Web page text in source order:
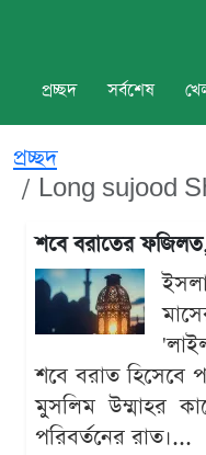
প্রচ্ছদ সর্বশেষ
প্রচ্ছদ
Long sujood
শবে বরাতের
শবে বরাত হিসেবে
মুসলিম উম্মাহর
পরিবর্তনের রাত।...